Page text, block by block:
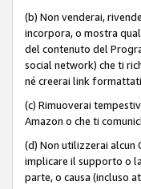
(b) Non venderai,
incorpora, o mostra
del contenuto del
social network) che ti
né creerai link
(c) Rimuoverai
Amazon o che ti
(d) Non utilizzerai alcun
implicare il supporto o
parte, o causa (incluso